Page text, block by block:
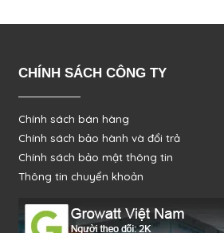
CHÍNH SÁCH CÔNG TY
Chính sách bán hàng
Chính sách bảo hành và đổi trả
Chính sách bảo mật thông tin
Thông tin chuyển khoản